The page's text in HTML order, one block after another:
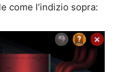
come l’indizio sopra: